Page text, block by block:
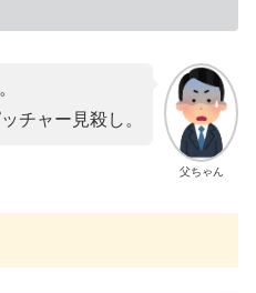
父ちゃん
チャー見殺し。